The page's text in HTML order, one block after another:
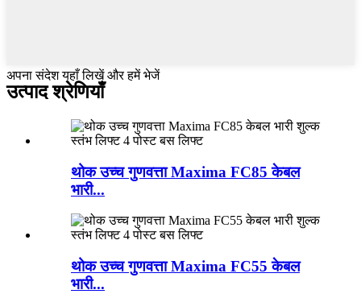
अपना संदेश यहाँ लिखें और हमें भेजें
उत्पाद श्रेणियाँ
थोक उच्च गुणवत्ता Maxima FC85 केबल
भारी...
थोक उच्च गुणवत्ता Maxima FC55 केबल
भारी...